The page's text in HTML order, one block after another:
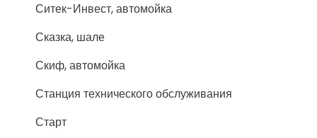
Ситек-Инвест, автомойка
Сказка, шале
Скиф, автомойка
Станция технического обслуживания
Старт